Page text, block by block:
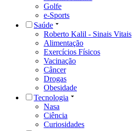
Golfe
e-Sports
Saúde
Roberto Kalil - Sinais Vitais
Alimentação
Exercícios Físicos
Vacinação
Câncer
Drogas
Obesidade
Tecnologia
Nasa
Ciência
Curiosidades